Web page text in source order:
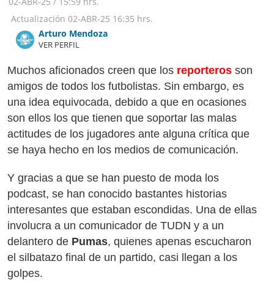
Actualización 02-ABR-25 16:35 hrs.
Arturo Mendoza
VER PERFIL
Muchos aficionados creen que los reporteros son
amigos de todos los futbolistas. Sin embargo, es
una idea equivocada, debido a que en ocasiones
son ellos los que tienen que soportar las malas
actitudes de los jugadores ante alguna crítica que
se haya hecho en los medios de comunicación.
Y gracias a que se han puesto de moda los
podcast, se han conocido bastantes historias
interesantes que estaban escondidas. Una de ellas
involucra a un comunicador de TUDN y a un
delantero de Pumas, quienes apenas escucharon
el silbatazo final de un partido, casi llegan a los
golpes.